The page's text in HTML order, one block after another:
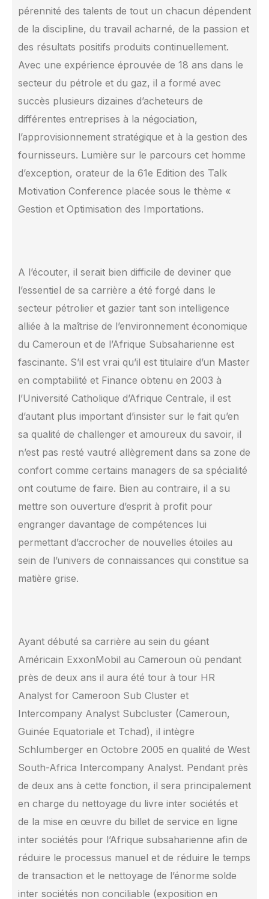
pérennité des talents de tout un chacun dépendent
de la discipline, du travail acharné, de la passion et
des résultats positifs produits continuellement.
Avec une expérience éprouvée de 18 ans dans le
secteur du pétrole et du gaz, il a formé avec
succès plusieurs dizaines d’acheteurs de
différentes entreprises à la négociation,
l’approvisionnement stratégique et à la gestion des
fournisseurs. Lumière sur le parcours cet homme
d’exception, orateur de la 61e Edition des Talk
Motivation Conference placée sous le thème «
Gestion et Optimisation des Importations.
A l’écouter, il serait bien difficile de deviner que
l’essentiel de sa carrière a été forgé dans le
secteur pétrolier et gazier tant son intelligence
alliée à la maîtrise de l’environnement économique
du Cameroun et de l’Afrique Subsaharienne est
fascinante. S’il est vrai qu’il est titulaire d’un Master
en comptabilité et Finance obtenu en 2003 à
l’Université Catholique d’Afrique Centrale, il est
d’autant plus important d’insister sur le fait qu’en
sa qualité de challenger et amoureux du savoir, il
n’est pas resté vautré allègrement dans sa zone de
confort comme certains managers de sa spécialité
ont coutume de faire. Bien au contraire, il a su
mettre son ouverture d’esprit à profit pour
engranger davantage de compétences lui
permettant d’accrocher de nouvelles étoiles au
sein de l’univers de connaissances qui constitue sa
matière grise.
Ayant débuté sa carrière au sein du géant
Américain ExxonMobil au Cameroun où pendant
près de deux ans il aura été tour à tour HR
Analyst for Cameroon Sub Cluster et
Intercompany Analyst Subcluster (Cameroun,
Guinée Equatoriale et Tchad), il intègre
Schlumberger en Octobre 2005 en qualité de West
South-Africa Intercompany Analyst. Pendant près
de deux ans à cette fonction, il sera principalement
en charge du nettoyage du livre inter sociétés et
de la mise en œuvre du billet de service en ligne
inter sociétés pour l’Afrique subsaharienne afin de
réduire le processus manuel et de réduire le temps
de transaction et le nettoyage de l’énorme solde
inter sociétés non conciliable (exposition en